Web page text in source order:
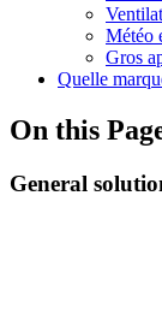
Météo
Gros
Quelle
On this
General